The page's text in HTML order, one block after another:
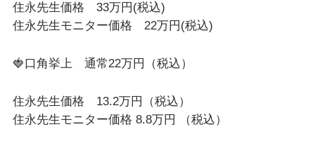
住永先生価格 33万円(税込)
住永先生モニター価格 22万円(税込)
🍓口角挙上 通常22万円（税込）
住永先生価格 13.2万円（税込）
住永先生モニター価格 8.8万円 （税込）